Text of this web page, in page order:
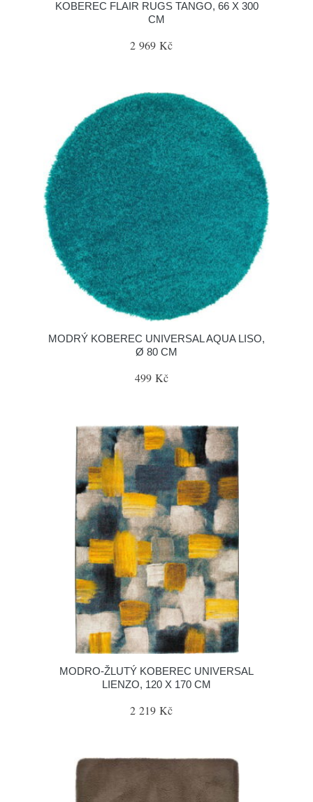
KOBEREC FLAIR RUGS TANGO, 66 X 300
CM
2 969 Kč
MODRÝ KOBEREC UNIVERSAL AQUA LISO,
Ø 80 CM
499 Kč
MODRO-ŽLUTÝ KOBEREC UNIVERSAL
LIENZO, 120 X 170 CM
2 219 Kč